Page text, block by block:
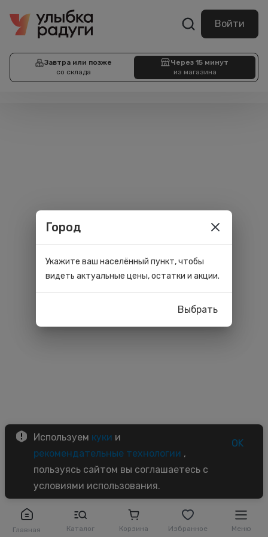
Войти
Завтра или позже
со склада
Через 15 минут
из магазина
Главная Каталог Корзина Избранное Меню
Используем куки и
рекомендательные технологии ,
пользуясь сайтом вы соглашаетесь с
условиями использования.
OK
Город
Укажите ваш населённый пункт, чтобы
видеть актуальные цены, остатки и акции.
Выбрать